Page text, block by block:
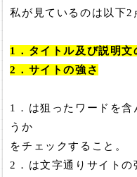
私が見ているのは以下2
1．タイトル及び説明
2．サイトの強さ
1．は狙ったワードを
うか
をチェックすること。
2．は文字通りサイトの